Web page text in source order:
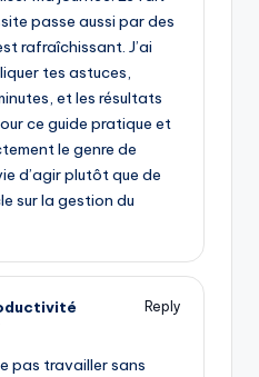
passe aussi par des
rafraîchissant. J’ai
tes astuces,
et les résultats
ce guide pratique et
le genre de
d’agir plutôt que de
sur la gestion du
Reply
pas travailler sans